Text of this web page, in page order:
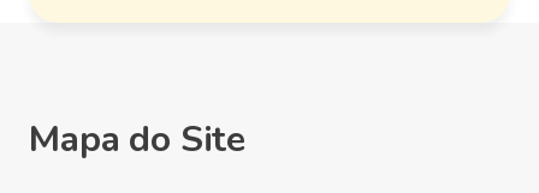
Mapa do Site